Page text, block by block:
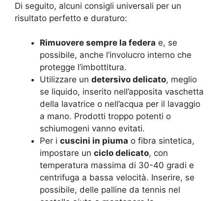
Di seguito, alcuni consigli universali per un
risultato perfetto e duraturo:
Rimuovere sempre la federa e, se
possibile, anche l’involucro interno che
protegge l’imbottitura.
Utilizzare un detersivo delicato, meglio
se liquido, inserito nell’apposita vaschetta
della lavatrice o nell’acqua per il lavaggio
a mano. Prodotti troppo potenti o
schiumogeni vanno evitati.
Per i cuscini in piuma o fibra sintetica,
impostare un ciclo delicato, con
temperatura massima di 30-40 gradi e
centrifuga a bassa velocità. Inserire, se
possibile, delle palline da tennis nel